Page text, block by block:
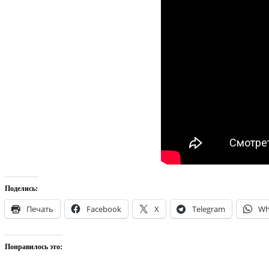
Поделись:
Печать Facebook X Telegram
Понравилось это: